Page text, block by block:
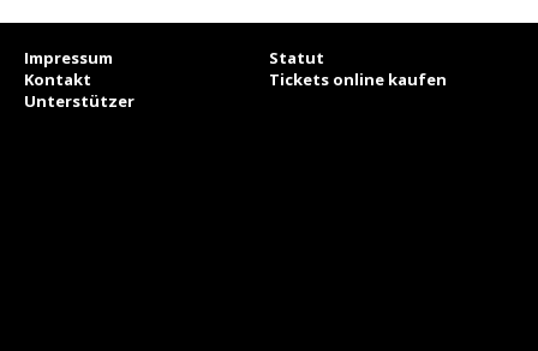
Impressum
Statut
Kontakt
Tickets online kaufen
Unterstützer